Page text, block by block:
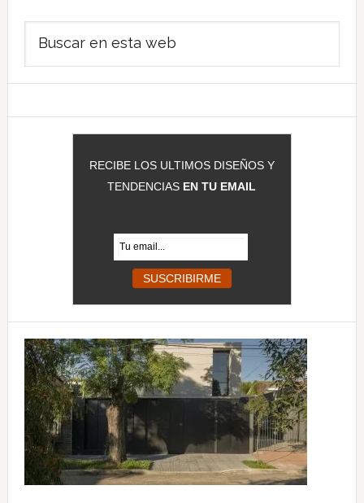
Barra
lateral
principal
RECIBE LOS ULTIMOS DISEÑOS Y
TENDENCIAS EN TU EMAIL